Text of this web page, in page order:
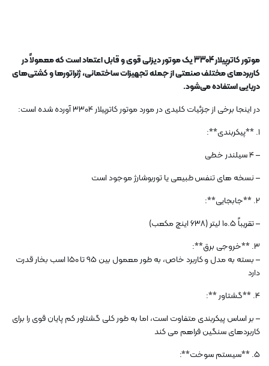
موتور کاترپیلار 3304 یک موتور دیزلی قوی و قابل اعتماد است که معمولاً در
کاربردهای مختلف صنعتی از جمله تجهیزات ساختمانی، ژنراتورها و کشتی‌های
دریایی استفاده می‌شود.
در اینجا برخی از جزئیات کلیدی در مورد موتور کاترپیلار 3304 آورده شده است:
1. **پیکربندی**:
– 4 سیلندر خطی
– نسخه های تنفس طبیعی یا توربوشارژ موجود است
2. **جابجایی**:
– تقریباً 10.5 لیتر (638 اینچ مکعب)
3. **خروجی برق**:
– بسته به مدل و کاربرد خاص، به طور معمول بین 95 تا 150 اسب بخار قدرت
دارد
4. **گشتاور **:
– بر اساس پیکربندی متفاوت است، اما به طور کلی گشتاور کم پایان قوی را برای
کاربردهای سنگین فراهم می کند
5. **سیستم سوخت**: